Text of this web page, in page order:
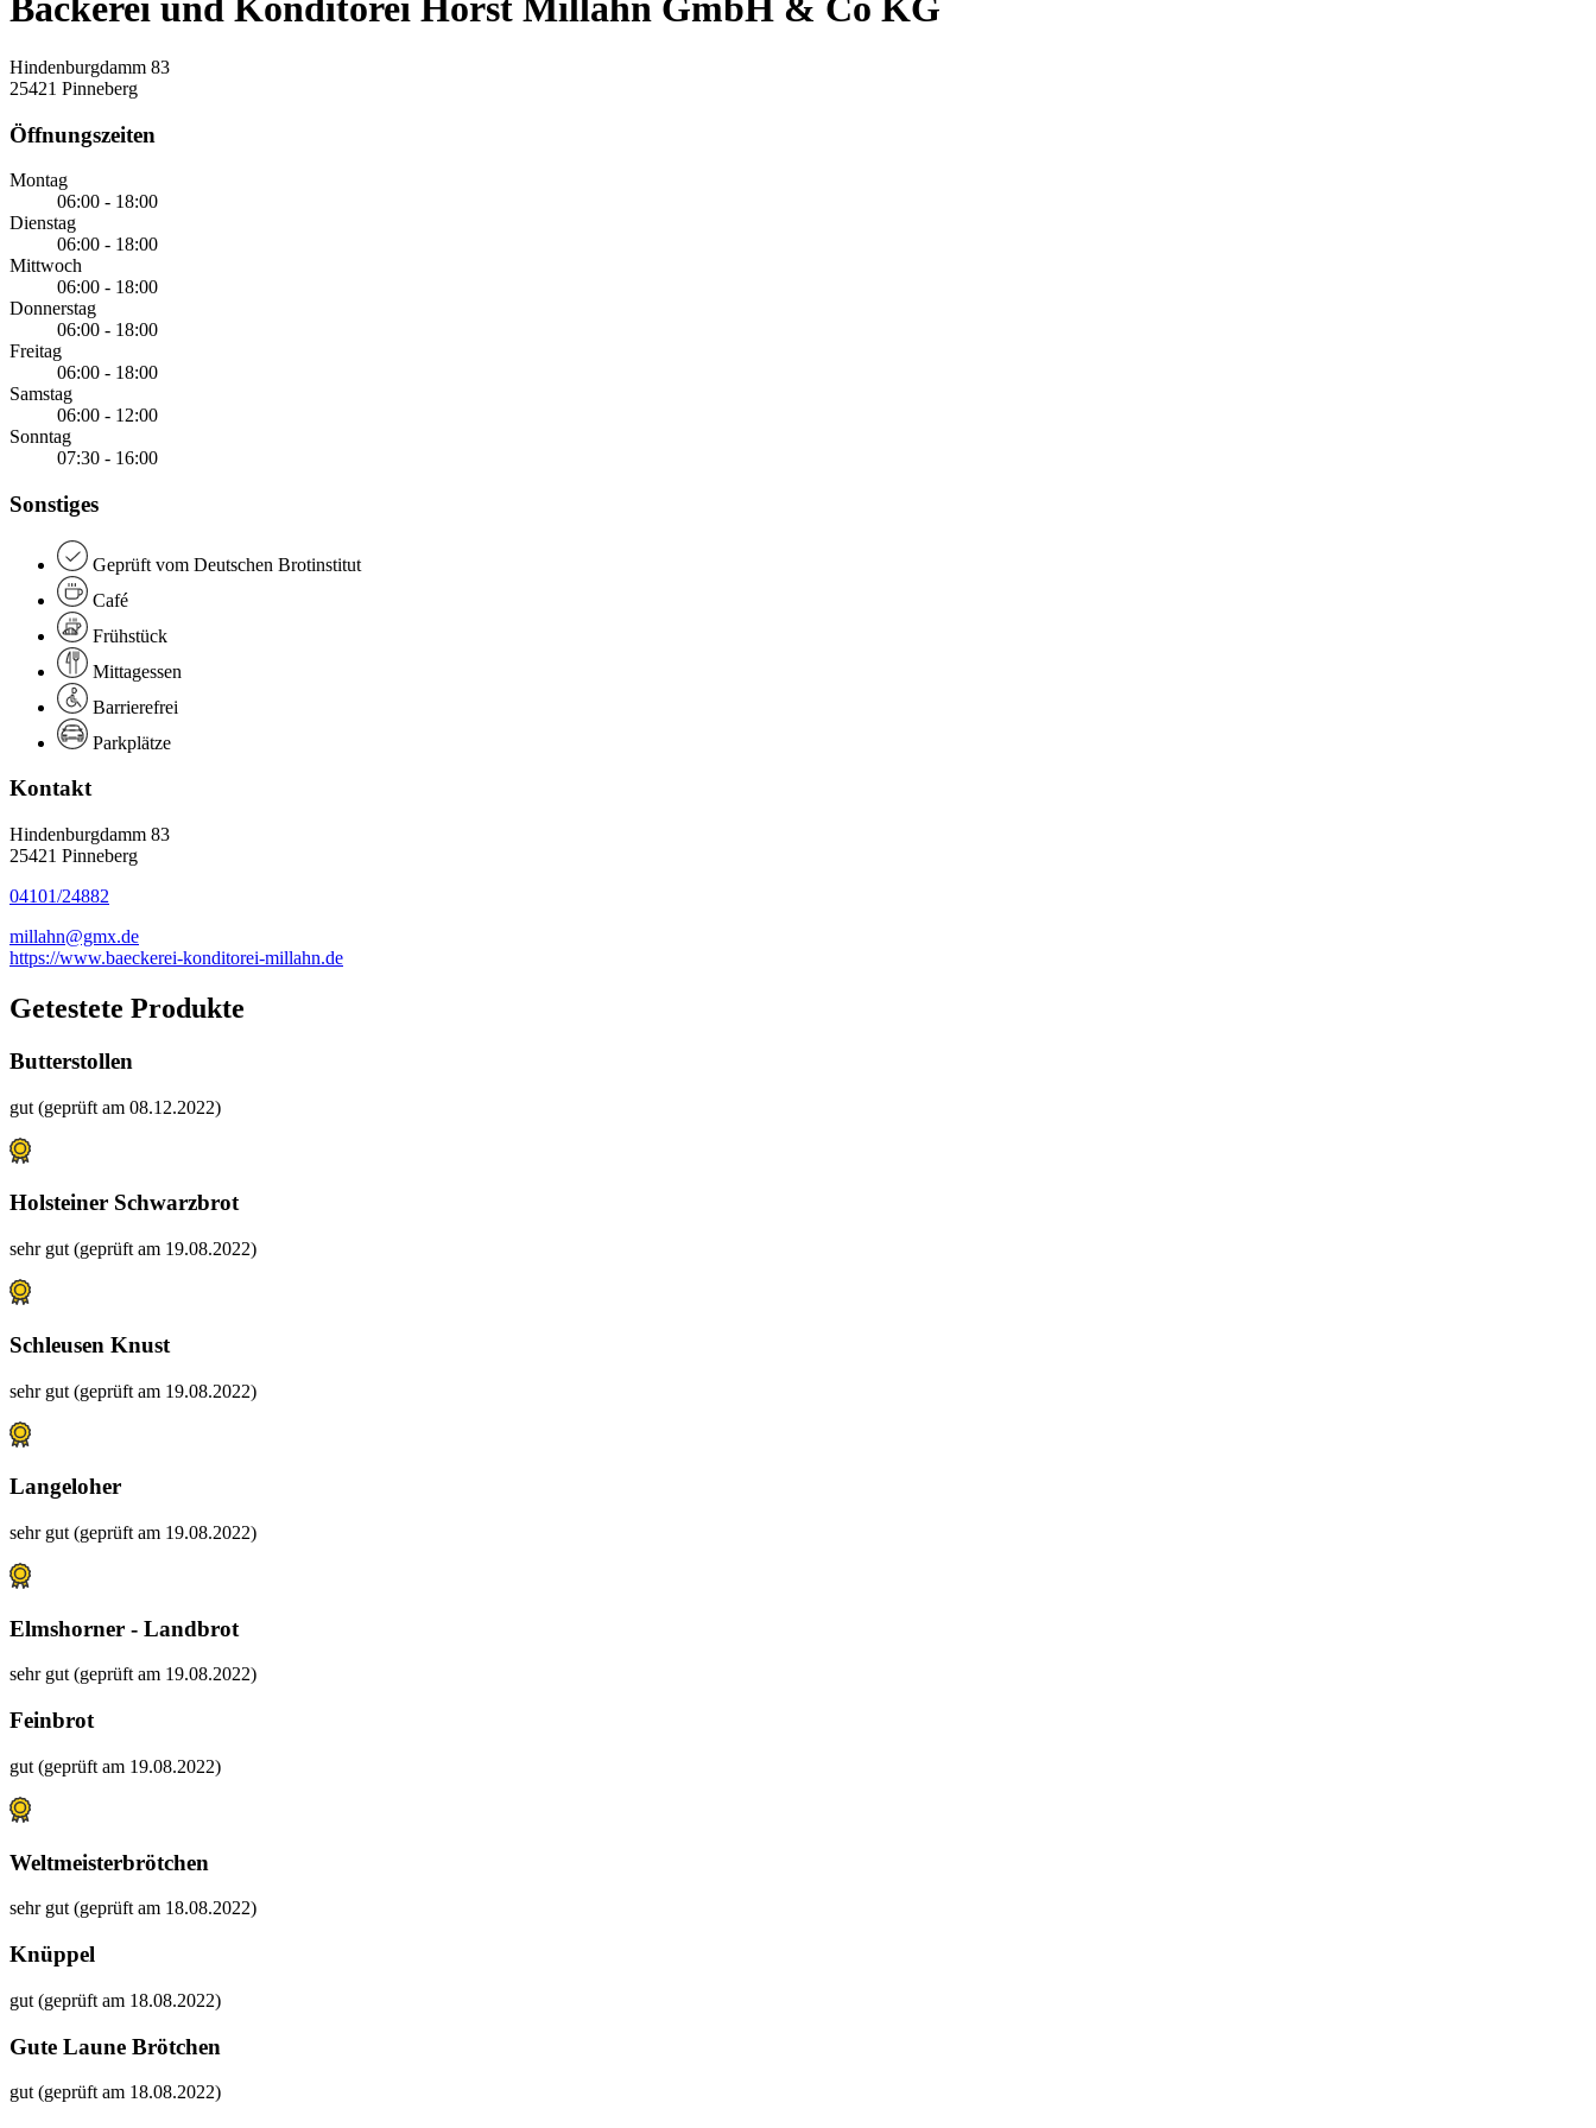
Bäckerei und Konditorei Horst Millahn GmbH & Co KG
Hindenburgdamm 83
25421 Pinneberg
Öffnungszeiten
Montag
06:00 - 18:00
Dienstag
06:00 - 18:00
Mittwoch
06:00 - 18:00
Donnerstag
06:00 - 18:00
Freitag
06:00 - 18:00
Samstag
06:00 - 12:00
Sonntag
07:30 - 16:00
Sonstiges
Geprüft vom Deutschen Brotinstitut
Café
Frühstück
Mittagessen
Barrierefrei
Parkplätze
Kontakt
Hindenburgdamm 83
25421 Pinneberg
04101/24882
millahn@gmx.de
https://www.baeckerei-konditorei-millahn.de
Getestete Produkte
Butterstollen
gut (geprüft am 08.12.2022)
Holsteiner Schwarzbrot
sehr gut (geprüft am 19.08.2022)
Schleusen Knust
sehr gut (geprüft am 19.08.2022)
Langeloher
sehr gut (geprüft am 19.08.2022)
Elmshorner - Landbrot
sehr gut (geprüft am 19.08.2022)
Feinbrot
gut (geprüft am 19.08.2022)
Weltmeisterbrötchen
sehr gut (geprüft am 18.08.2022)
Knüppel
gut (geprüft am 18.08.2022)
Gute Laune Brötchen
gut (geprüft am 18.08.2022)